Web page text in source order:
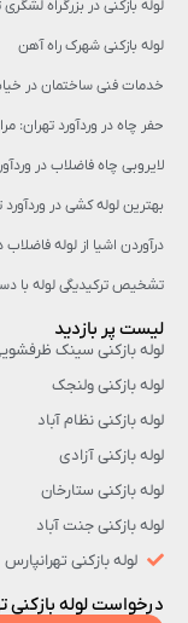
لوله بازکنی در بزرگراه
لوله بازکنی شهرک راه آهن
خدمات فنی ساختمان در
حفر چاه در وردآورد
لایروبی چاه فاضلاب در
بهترین لوله کشی در وردآورد
درآوردن اشیا از لوله فاضلاب
تشخیص ترکیدیگی لوله با
لیست پر بازدید
لوله بازکنی سینک
لوله بازکنی ولنجک
لوله بازکنی نظام آباد
لوله بازکنی آزادی
لوله بازکنی ستارخان
لوله بازکنی جنت آباد
لوله بازکنی تهرانپارس
درخواست لوله بازکنی